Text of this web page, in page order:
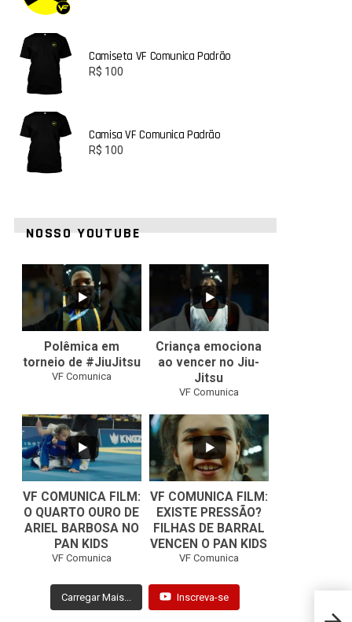
Camiseta VF Comunica Padrão
R$ 100
Camisa VF Comunica Padrão
R$ 100
NOSSO YOUTUBE
42 1
Polêmica em
torneio de #JiuJitsu
VF Comunica
0
Criança emociona
ao vencer no Jiu-
Jitsu
VF Comunica
...
0
VF COMUNICA FILM:
O QUARTO OURO DE
ARIEL BARBOSA NO
PAN KIDS
VF Comunica
...
32 1
VF COMUNICA FILM:
EXISTE PRESSÃO?
FILHAS DE BARRAL
VENCEN O PAN KIDS
VF Comunica
Carregar Mais... Inscreva-se